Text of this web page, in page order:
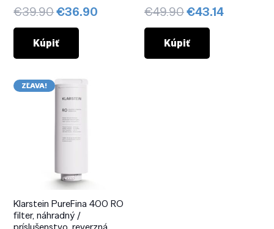
€39.90Pôvodná
cena
bola:
€39.90.
€36.90 Aktuálna
Kúpiť
€49.90Pôvodná
cena
bola:
€49.90.
€43.14Aktuálna
Kúpiť
ZĽAVA!
Klarstein PureFina 400 RO
filter, náhradný /